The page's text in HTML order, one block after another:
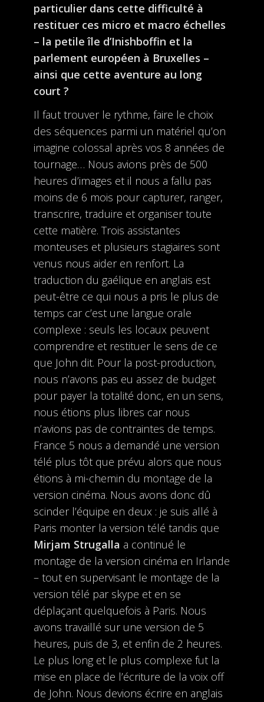
particulier dans cette difficulté à
restituer ces micro et macro échelles
– la petile île d’Inishboffin et la
parlement européen à Bruxelles –
ainsi que cette aventure au long
court ?
Il faut trouver le rythme, faire le choix
des séquences parmi un matériel qu’on
imagine colossal après vos 8 années de
tournage… Nous avions près de 500
heures d’images et il nous a fallu pas
moins de 6 mois pour capturer, ranger,
transcrire, traduire et organiser toute
cette matière. Trois assistantes
monteuses et plusieurs stagiaires sont
venus nous aider en renfort. La
traduction du gaélique en anglais est
peut-être ce qui nous a pris le plus de
temps car c’est une langue orale
complexe : seuls les locaux peuvent
comprendre et restituer le sens de ce
que John dit. Pour la post-production,
nous n’avons pas eu assez de budget
pour payer la totalité donc, en un sens,
nous étions plus libres car nous
n’avions pas de contraintes de temps.
France 5 nous a demandé une version
télé plus tôt que prévu alors que nous
étions à mi-chemin du montage de la
version cinéma. Nous avons donc dû
scinder l’équipe en deux : je suis allé à
Paris monter la version télé tandis que
Mirjam Strugalla a continué le
montage de la version cinéma en Irlande
– tout en supervisant le montage de la
version télé par skype et en se
déplaçant quelquefois à Paris. Nous
avons travaillé sur une version de 5
heures, puis de 3, et enfin de 2 heures.
Le plus long et le plus complexe fut la
mise en place de l’écriture de la voix off
de John. Nous devions écrire en anglais